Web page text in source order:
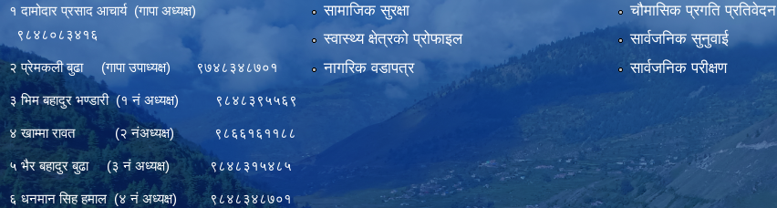
१ दामोदार प्रसाद आचार्य (गापा अध्यक्ष)
९८४८०८३४१६
२ प्रेमकली बुढा (गापा उपाध्यक्ष) ९७४८३४८७०१
३ भिम बहादुर भण्डारी (१ नं अध्यक्ष) ९८४८३९५५६९
४ खाम्मा रावत (२ नंअध्यक्ष) ९८६६१६११८८
५ भैर बहादुर बुढा (३ नं अध्यक्ष) ९८४८३१५४८५
६ धनमान सिह हमाल (४ नं अध्यक्ष) ९८४८३४८७०१
सामाजिक सुरक्षा
स्वास्थ्य क्षेत्रको प्रोफाइल
नागरिक वडापत्र
चौमासिक प्रगति प्रतिवेदन
सार्वजनिक सुनुवाई
सार्वजनिक परीक्षण